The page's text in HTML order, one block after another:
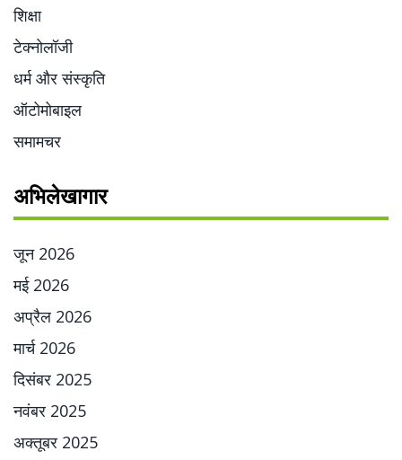
शिक्षा
टेक्नोलॉजी
धर्म और संस्कृति
ऑटोमोबाइल
समामचर
अभिलेखागार
जून 2026
मई 2026
अप्रैल 2026
मार्च 2026
दिसंबर 2025
नवंबर 2025
अक्तूबर 2025